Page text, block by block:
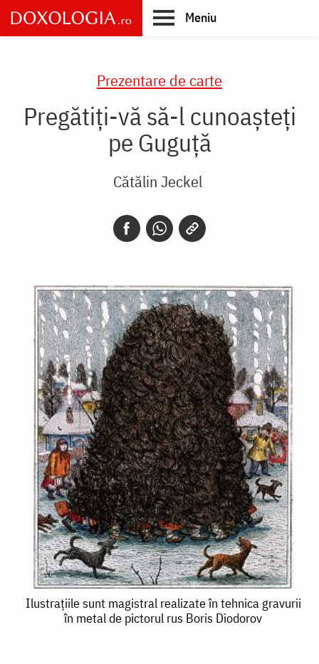
Skip
to
main
Meniu
Prezentare de carte
Pregătiţi-vă să-l cunoaşteţi
pe Guguţă
Cătălin Jeckel
Ilustraţiile
Ilustraţiile sunt magistral realizate în tehnica gravurii
în metal de pictorul rus Boris Diodorov